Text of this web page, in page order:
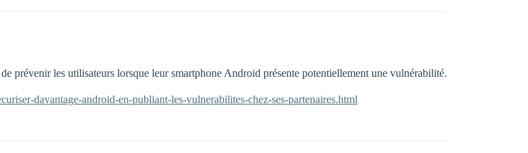
prévenir les utilisateurs lorsque leur smartphone Android présente potentiellement une vulnérabilité.
davantage-android-en-publiant-les-vulnerabilites-chez-ses-partenaires.html